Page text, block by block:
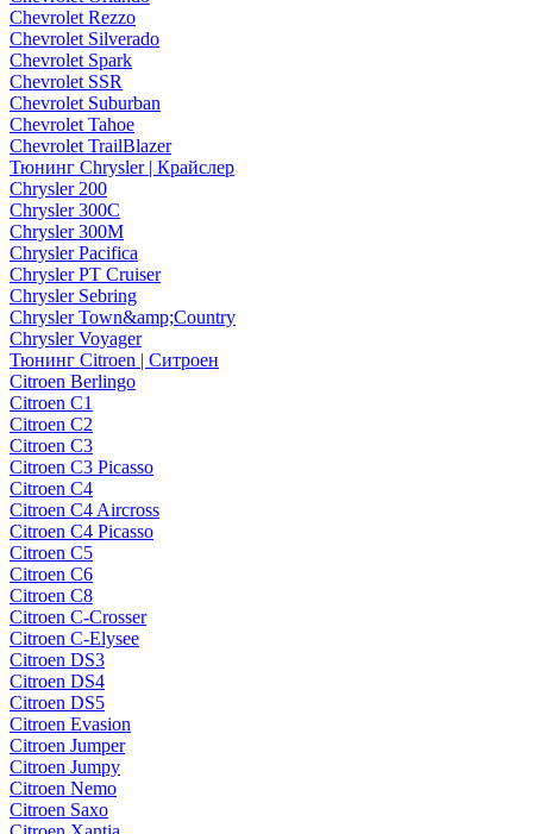
Chevrolet Rezzo
Chevrolet Silverado
Chevrolet Spark
Chevrolet SSR
Chevrolet Suburban
Chevrolet Tahoe
Chevrolet TrailBlazer
Тюнинг Chrysler | Крайслер
Chrysler 200
Chrysler 300C
Chrysler 300M
Chrysler Pacifica
Chrysler PT Cruiser
Chrysler Sebring
Chrysler Town&amp;Country
Chrysler Voyager
Тюнинг Citroen | Ситроен
Citroen Berlingo
Citroen C1
Citroen C2
Citroen C3
Citroen C3 Picasso
Citroen C4
Citroen C4 Aircross
Citroen C4 Picasso
Citroen C5
Citroen C6
Citroen C8
Citroen C-Crosser
Citroen C-Elysee
Citroen DS3
Citroen DS4
Citroen DS5
Citroen Evasion
Citroen Jumper
Citroen Jumpy
Citroen Nemo
Citroen Saxo